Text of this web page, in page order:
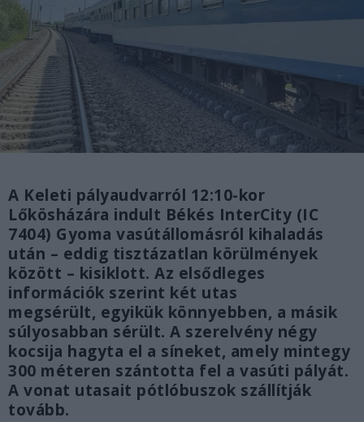
A Keleti pályaudvarról 12:10-kor
Lőkösházára indult Békés InterCity (IC
7404) Gyoma vasútállomásról kihaladás
után – eddig tisztázatlan körülmények
között – kisiklott. Az elsődleges
információk szerint két utas
megsérült, egyikük könnyebben, a másik
súlyosabban sérült. A szerelvény négy
kocsija hagyta el a síneket, amely mintegy
300 méteren szántotta fel a vasúti pályát.
A vonat utasait pótlóbuszok szállítják
tovább.